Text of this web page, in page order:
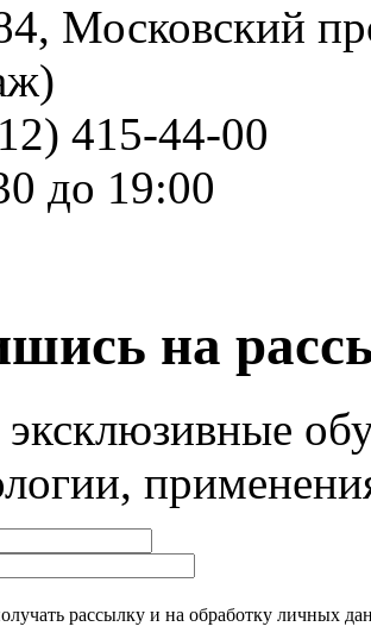
Московский
415-44-00
до 19:00
на
рассылку и на обработку личных